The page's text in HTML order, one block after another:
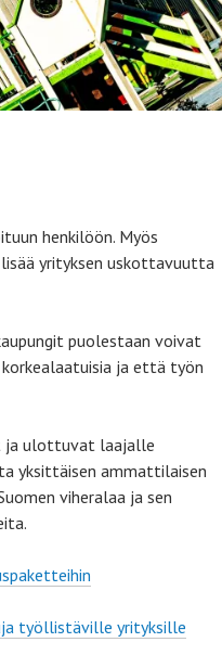
henkilöön. Myös
yrityksen uskottavuutta
puolestaan voivat
ja että työn
ja ulottuvat laajalle
yksittäisen ammattilaisen
viheralaa ja sen
työllistäville yrityksille